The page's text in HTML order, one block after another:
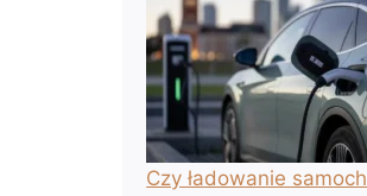
Czy ładowanie